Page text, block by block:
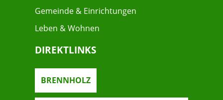
Gemeinde & Einrichtungen
Leben & Wohnen
DIREKTLINKS
BRENNHOLZ